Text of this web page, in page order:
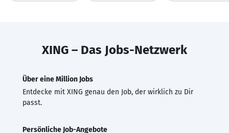
XING – Das Jobs-Netzwerk
Über eine Million Jobs
Entdecke mit XING genau den Job, der wirklich zu Dir
passt.
Persönliche Job-Angebote